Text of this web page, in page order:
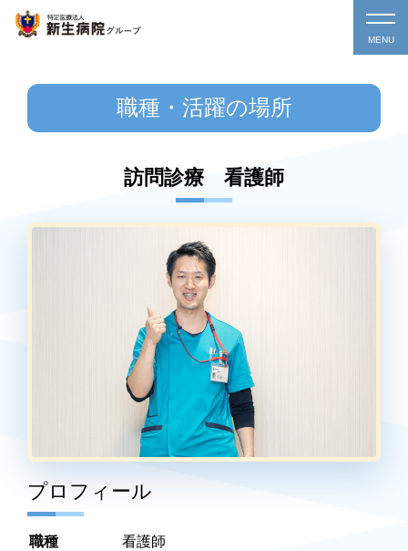
MENU
職種・活躍の場所
訪問診療 看護師
プロフィール
職種
看護師